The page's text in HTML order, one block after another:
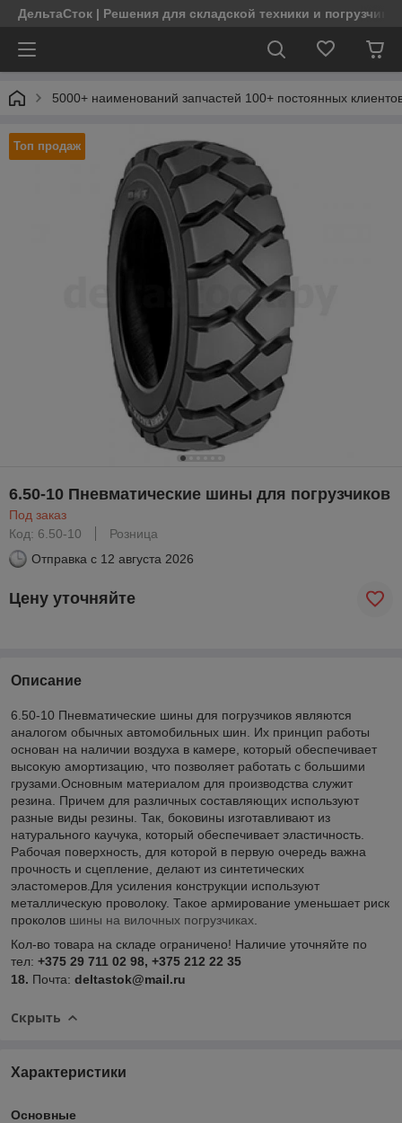
ДельтаСток | Решения для складской техники и
5000+ наименований запчастей 100+ постоянных
Топ продаж
6.50-10 Пневматические шины для погрузчиков
Под заказ
Код: 6.50-10
Розница
Отправка с 12 августа 2026
Цену уточняйте
Описание
6.50-10 Пневматические шины для погрузчиков являются
аналогом обычных автомобильных шин. Их принцип работы
основан на наличии воздуха в камере, который обеспечивает
высокую амортизацию, что позволяет работать с большими
грузами.Основным материалом для производства служит
резина. Причем для различных составляющих используют
разные виды резины. Так, боковины изготавливают из
натурального каучука, который обеспечивает эластичность.
Рабочая поверхность, для которой в первую очередь важна
прочность и сцепление, делают из синтетических
эластомеров.Для усиления конструкции используют
металлическую проволоку. Такое армирование уменьшает риск
проколов шины на вилочных погрузчиках
Кол-во товара на складе ограничено! Наличие уточняйте по
тел: +375 29 711 02 98, +375 212 22 35
18. Почта: deltastok@mail.ru
Скрыть
Характеристики
Основные